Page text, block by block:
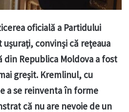
oficială a Partidului
ușurați, convinși că rețeaua
din Republica Moldova a fost
greșit. Kremlinul, cu
a se reinventa în forme
că nu are nevoie de un